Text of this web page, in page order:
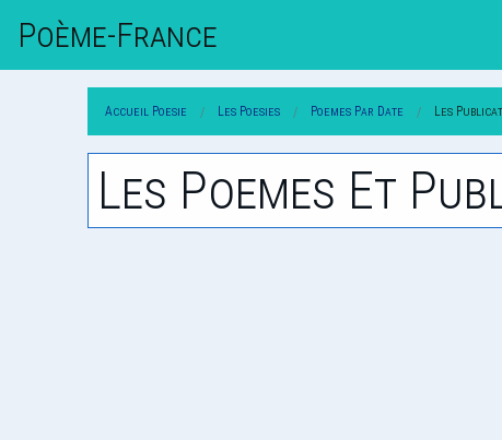
Poème-FrAnce
Accueil Poesie Les Poesies Poemes Par Date Les
Les Poemes Et